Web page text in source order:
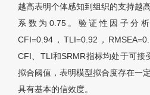
越高表明个体感知到组织的支持越
系数为0.75。验证性因子分
CFI=0.94，TLI=0.92，
CFI、TLI和SRMR指标均处于可接
拟合阈值，表明模型拟合度存在一
具有基本的信效度。